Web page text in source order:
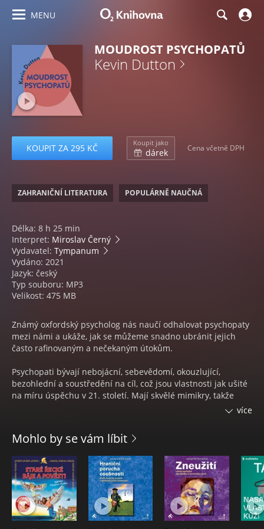
MENU
MOUDROST PSYCHOPATŮ
Kevin Dutton
KOUPIT ZA 295 KČ Koupit jako
dárek Cena včetně DPH
ZAHRANIČNÍ LITERATURA POPULÁRNĚ NAUČNÁ
Délka: 8 h 25 min
Interpret: Miroslav Černý
Vydavatel: Tympanum
Vydáno: 2021
Jazyk: český
Typ souboru: MP3
Velikost: 475 MB
Známý oxfordský psycholog nás naučí odhalovat psychopaty
mezi námi a ukáže, jak se můžeme snadno ubránit jejich
často rafinovaným a nečekaným útokům.
Psychopati bývají nebojácní, sebevědomí, okouzlující,
bezohlední a soustředění na cíl, což jsou vlastnosti jak ušité
na míru úspěchu v 21. století. Mají skvělé mimikry, takže
odhalit jejich toxicitu není na první pohled jednoduché. A
Známý oxfordský psycholog Kevin Dutton s pomocí
nejnovějších metod zobrazování mozku a rozvíjejících se
neurověd dokazuje, že ne všichni jsou ale nebezpeční. Na
rozdíl od svých temných kolegů využívají totiž své schopnosti
ve prospěch druhých a jsou užiteční. Pro mnohé tak bude s
podivem, že brilantní neurochirurg, postrádající empatii, má
se sériovým vrahem, jenž zabíjí pro potěchu, společného víc,
více
Mohlo by se vám líbit